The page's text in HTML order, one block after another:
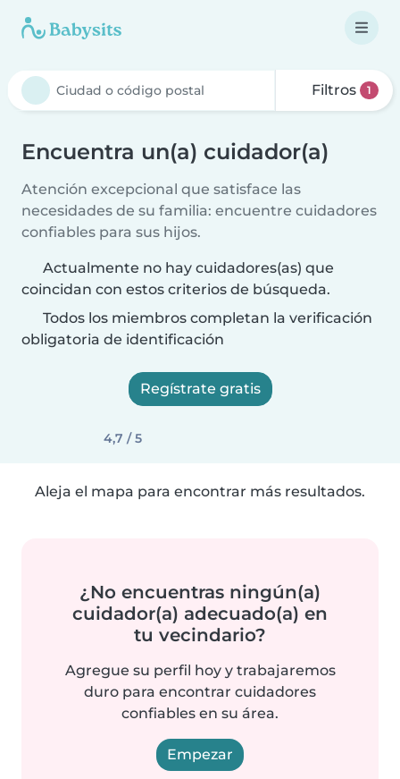
Filtros 1
Encuentra un(a) cuidador(a)
Atención excepcional que satisface las
necesidades de su familia: encuentre cuidadores
confiables para sus hijos.
Actualmente no hay cuidadores(as) que
coincidan con estos criterios de búsqueda.
Todos los miembros completan la verificación
obligatoria de identificación
Regístrate gratis
4,7 / 5
Aleja el mapa para encontrar más resultados.
¿No encuentras ningún(a)
cuidador(a) adecuado(a) en
tu vecindario?
Agregue su perfil hoy y trabajaremos
duro para encontrar cuidadores
confiables en su área.
Empezar